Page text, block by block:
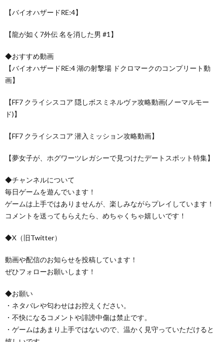
【バイオハザードRE:4】
【龍が如く7外伝 名を消した男 #1】
◆おすすめ動画
【バイオハザードRE:4 湖の射撃場 ドクロマークのコンプリート動
画】
【FF7 クライシスコア 隠しボスミネルヴァ攻略動画(ノーマルモー
ド)】
【FF7 クライシスコア 潜入ミッション攻略動画】
【夢女子が、ホグワーツレガシーで見つけたデートスポット特集】
◆チャンネルについて
毎日ゲームを遊んでいます！
ゲームは上手ではありませんが、楽しみながらプレイしています！
コメントを送ってもらえたら、めちゃくちゃ嬉しいです！
◆X（旧Twitter）
動画や配信のお知らせを投稿しています！
ぜひフォローお願いします！
◆お願い
・ネタバレや匂わせはお控えください。
・不快になるコメントや誹謗中傷は禁止です。
・ゲームはあまり上手ではないので、温かく見守っていただけると